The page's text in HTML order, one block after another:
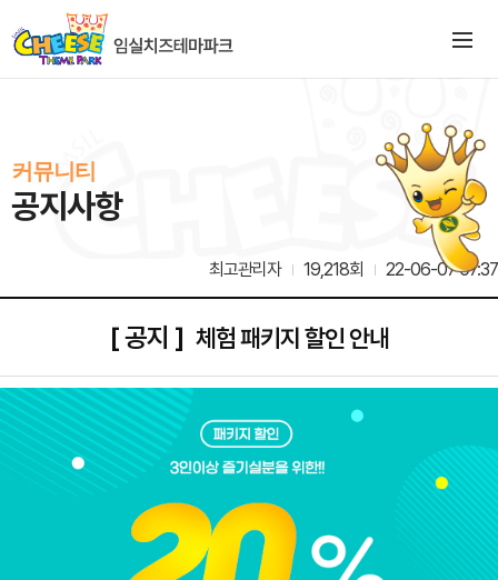
커뮤니티
공지사항
최고관리자 19,218회 22-06-07 07:37
[ 공지 ] 체험 패키지 할인 안내